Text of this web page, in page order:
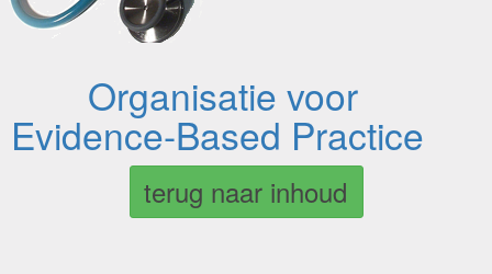
Organisatie voor
Evidence-Based Practice
terug naar inhoud